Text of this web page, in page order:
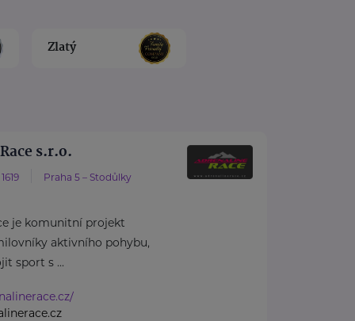
Zlatý
s.r.o.
Praha 5 – Stodůlky
je komunitní projekt
aktivního pohybu,
sport s ...